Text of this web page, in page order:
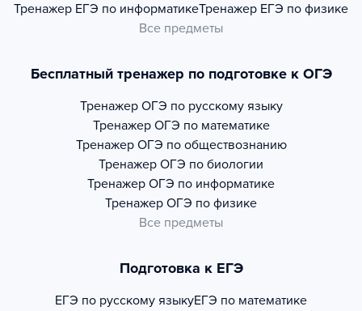
Тренажер ЕГЭ по информатикеТренажер ЕГЭ по физике
Все предметы
Бесплатный тренажер по подготовке к ОГЭ
Тренажер ОГЭ по русскому языку
Тренажер ОГЭ по математике
Тренажер ОГЭ по обществознанию
Тренажер ОГЭ по биологии
Тренажер ОГЭ по информатике
Тренажер ОГЭ по физике
Все предметы
Подготовка к ЕГЭ
ЕГЭ по русскому языкуЕГЭ по математике